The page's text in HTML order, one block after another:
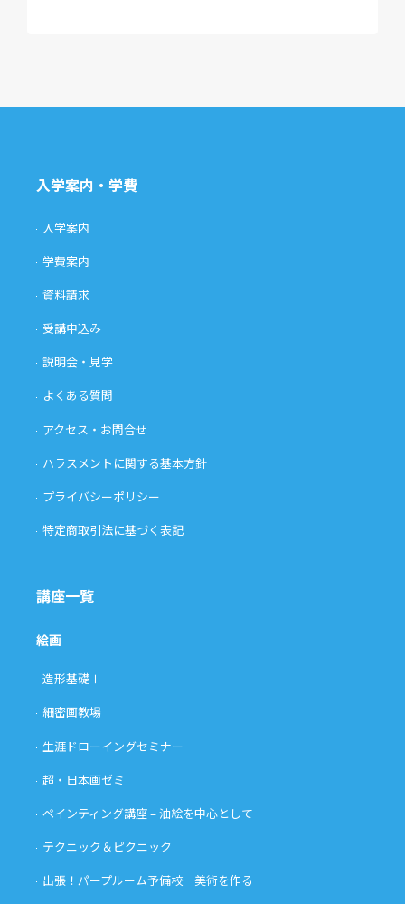
入学案内・学費
入学案内
学費案内
資料請求
受講申込み
説明会・見学
よくある質問
アクセス・お問合せ
ハラスメントに関する基本方針
プライバシーポリシー
特定商取引法に基づく表記
講座一覧
絵画
造形基礎Ⅰ
細密画教場
生涯ドローイングセミナー
超・日本画ゼミ
ペインティング講座 – 油絵を中心として
テクニック＆ピクニック
出張！パープルーム予備校 美術を作る